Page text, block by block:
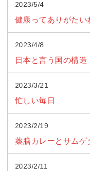
2023/5/4
健康ってありがたい
2023/4/8
日本と言う国の構造
2023/3/21
忙しい毎日
2023/2/19
薬膳カレーとサムゲ
2023/2/11